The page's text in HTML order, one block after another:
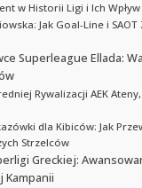
w Historii Ligi i Ich
Jak Goal-Line i
Superleague Ellada:
Rywalizacji AEK
dla Kibiców: Jak
Strzelców
Greckiej:
Kampanii